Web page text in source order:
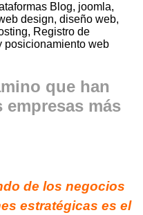
Blog, joomla,
design, diseño web,
Registro de
posicionamiento web
que han
más
de los negocios
estratégicas es el